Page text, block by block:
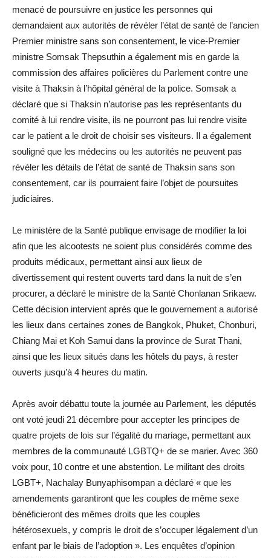
menacé de poursuivre en justice les personnes qui
demandaient aux autorités de révéler l’état de santé de l’ancien
Premier ministre sans son consentement, le vice-Premier
ministre Somsak Thepsuthin a également mis en garde la
commission des affaires policières du Parlement contre une
visite à Thaksin à l’hôpital général de la police. Somsak a
déclaré que si Thaksin n’autorise pas les représentants du
comité à lui rendre visite, ils ne pourront pas lui rendre visite
car le patient a le droit de choisir ses visiteurs. Il a également
souligné que les médecins ou les autorités ne peuvent pas
révéler les détails de l’état de santé de Thaksin sans son
consentement, car ils pourraient faire l’objet de poursuites
judiciaires.
Le ministère de la Santé publique envisage de modifier la loi
afin que les alcootests ne soient plus considérés comme des
produits médicaux, permettant ainsi aux lieux de
divertissement qui restent ouverts tard dans la nuit de s’en
procurer, a déclaré le ministre de la Santé Chonlanan Srikaew.
Cette décision intervient après que le gouvernement a autorisé
les lieux dans certaines zones de Bangkok, Phuket, Chonburi,
Chiang Mai et Koh Samui dans la province de Surat Thani,
ainsi que les lieux situés dans les hôtels du pays, à rester
ouverts jusqu’à 4 heures du matin.
Après avoir débattu toute la journée au Parlement, les députés
ont voté jeudi 21 décembre pour accepter les principes de
quatre projets de lois sur l’égalité du mariage, permettant aux
membres de la communauté LGBTQ+ de se marier. Avec 360
voix pour, 10 contre et une abstention. Le militant des droits
LGBT+, Nachalay Bunyaphisompan a déclaré « que les
amendements garantiront que les couples de même sexe
bénéficieront des mêmes droits que les couples
hétérosexuels, y compris le droit de s’occuper légalement d’un
enfant par le biais de l’adoption ». Les enquêtes d’opinion